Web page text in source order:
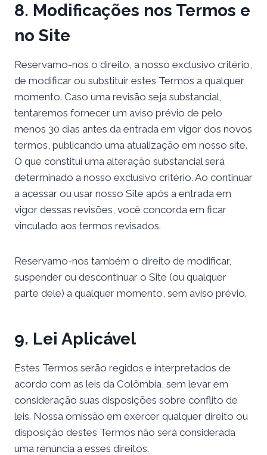
8. Modificações nos Termos e
no Site
Reservamo-nos o direito, a nosso exclusivo critério,
de modificar ou substituir estes Termos a qualquer
momento. Caso uma revisão seja substancial,
tentaremos fornecer um aviso prévio de pelo
menos 30 dias antes da entrada em vigor dos novos
termos, publicando uma atualização em nosso site.
O que constitui uma alteração substancial será
determinado a nosso exclusivo critério. Ao continuar
a acessar ou usar nosso Site após a entrada em
vigor dessas revisões, você concorda em ficar
vinculado aos termos revisados.
Reservamo-nos também o direito de modificar,
suspender ou descontinuar o Site (ou qualquer
parte dele) a qualquer momento, sem aviso prévio.
9. Lei Aplicável
Estes Termos serão regidos e interpretados de
acordo com as leis da Colômbia, sem levar em
consideração suas disposições sobre conflito de
leis. Nossa omissão em exercer qualquer direito ou
disposição destes Termos não será considerada
uma renúncia a esses direitos.